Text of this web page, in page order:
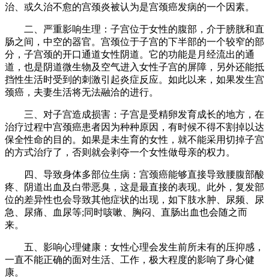
治、或久治不愈的宫颈炎被认为是宫颈癌发病的一个因素。
二、严重影响生理：子宫位于女性的腹部，介于膀胱和直
肠之间，中空的器官。宫颈位于子宫的下半部的一个较窄的部
分，子宫颈的开口通道女性阴道。它的功能是月经流出的通
道，也是阴道微生物及空气进入女性子宫的屏障，另外还能抵
挡性生活时受到的刺激引起炎症反应。如此以来，如果发生宫
颈癌，夫妻生活将无法融洽的进行。
三、对子宫造成损害：子宫是受精卵发育成长的地方，在
治疗过程中宫颈癌患者因为种种原因，有时候不得不割掉以达
保全性命的目的。如果是未生育的女性，就不能采用切掉子宫
的方式治疗了，否则就会剥夺一个女性做母亲的权力。
四、导致身体多部位生病：宫颈癌能够直接导致腰腹部酸
疼、阴道出血及白带恶臭，这是最直接的表现。此外，复发部
位的差异性也会导致其他症状的出现，如下肢水肿、尿频、尿
急、尿痛、血尿等;同时咳嗽、胸闷、直肠出血也会随之而
来。
五、影响心理健康：女性心理会发生前所未有的压抑感，
一直不能正确的面对生活、工作，极大程度的影响了身心健
康。